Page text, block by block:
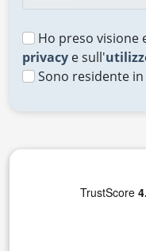
Ho preso visione
privacy e sull'
Sono residente in